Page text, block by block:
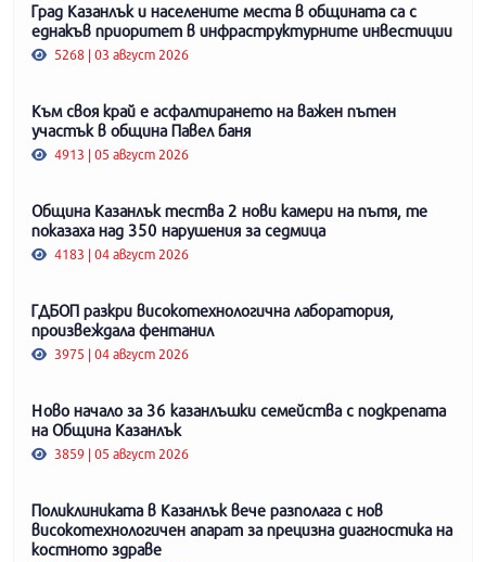
Град Казанлък и населените места в общината са с
еднакъв приоритет в инфраструктурните инвестиции
5268 | 03 август 2026
Към своя край е асфалтирането на важен пътен
участък в община Павел баня
4913 | 05 август 2026
Община Казанлък тества 2 нови камери на пътя, те
показаха над 350 нарушения за седмица
4183 | 04 август 2026
ГДБОП разкри високотехнологична лаборатория,
произвеждала фентанил
3975 | 04 август 2026
Ново начало за 36 казанлъшки семейства с подкрепата
на Община Казанлък
3859 | 05 август 2026
Поликлиниката в Казанлък вече разполага с нов
високотехнологичен апарат за прецизна диагностика на
костното здраве